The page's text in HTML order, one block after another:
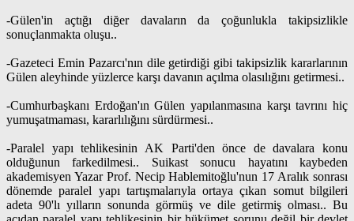
-Gülen'in açtığı diğer davaların da çoğunlukla takipsizlikle
sonuçlanmakta oluşu..
-Gazeteci Emin Pazarcı'nın dile getirdiği gibi takipsizlik kararlarının
Gülen aleyhinde yüzlerce karşı davanın açılma olasılığını getirmesi..
-Cumhurbaşkanı Erdoğan'ın Gülen yapılanmasına karşı tavrını hiç
yumuşatmaması, kararlılığını sürdürmesi..
-Paralel yapı tehlikesinin AK Parti'den önce de davalara konu
olduğunun farkedilmesi.. Suikast sonucu hayatını kaybeden
akademisyen Yazar Prof. Necip Hablemitoğlu'nun 17 Aralık sonrası
dönemde paralel yapı tartışmalarıyla ortaya çıkan somut bilgileri
adeta 90'lı yılların sonunda görmüş ve dile getirmiş olması.. Bu